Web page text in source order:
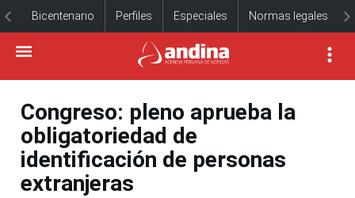
Bicentenario Perfiles Especiales Normas legales
Congreso: pleno aprueba la
obligatoriedad de
identificación de personas
extranjeras